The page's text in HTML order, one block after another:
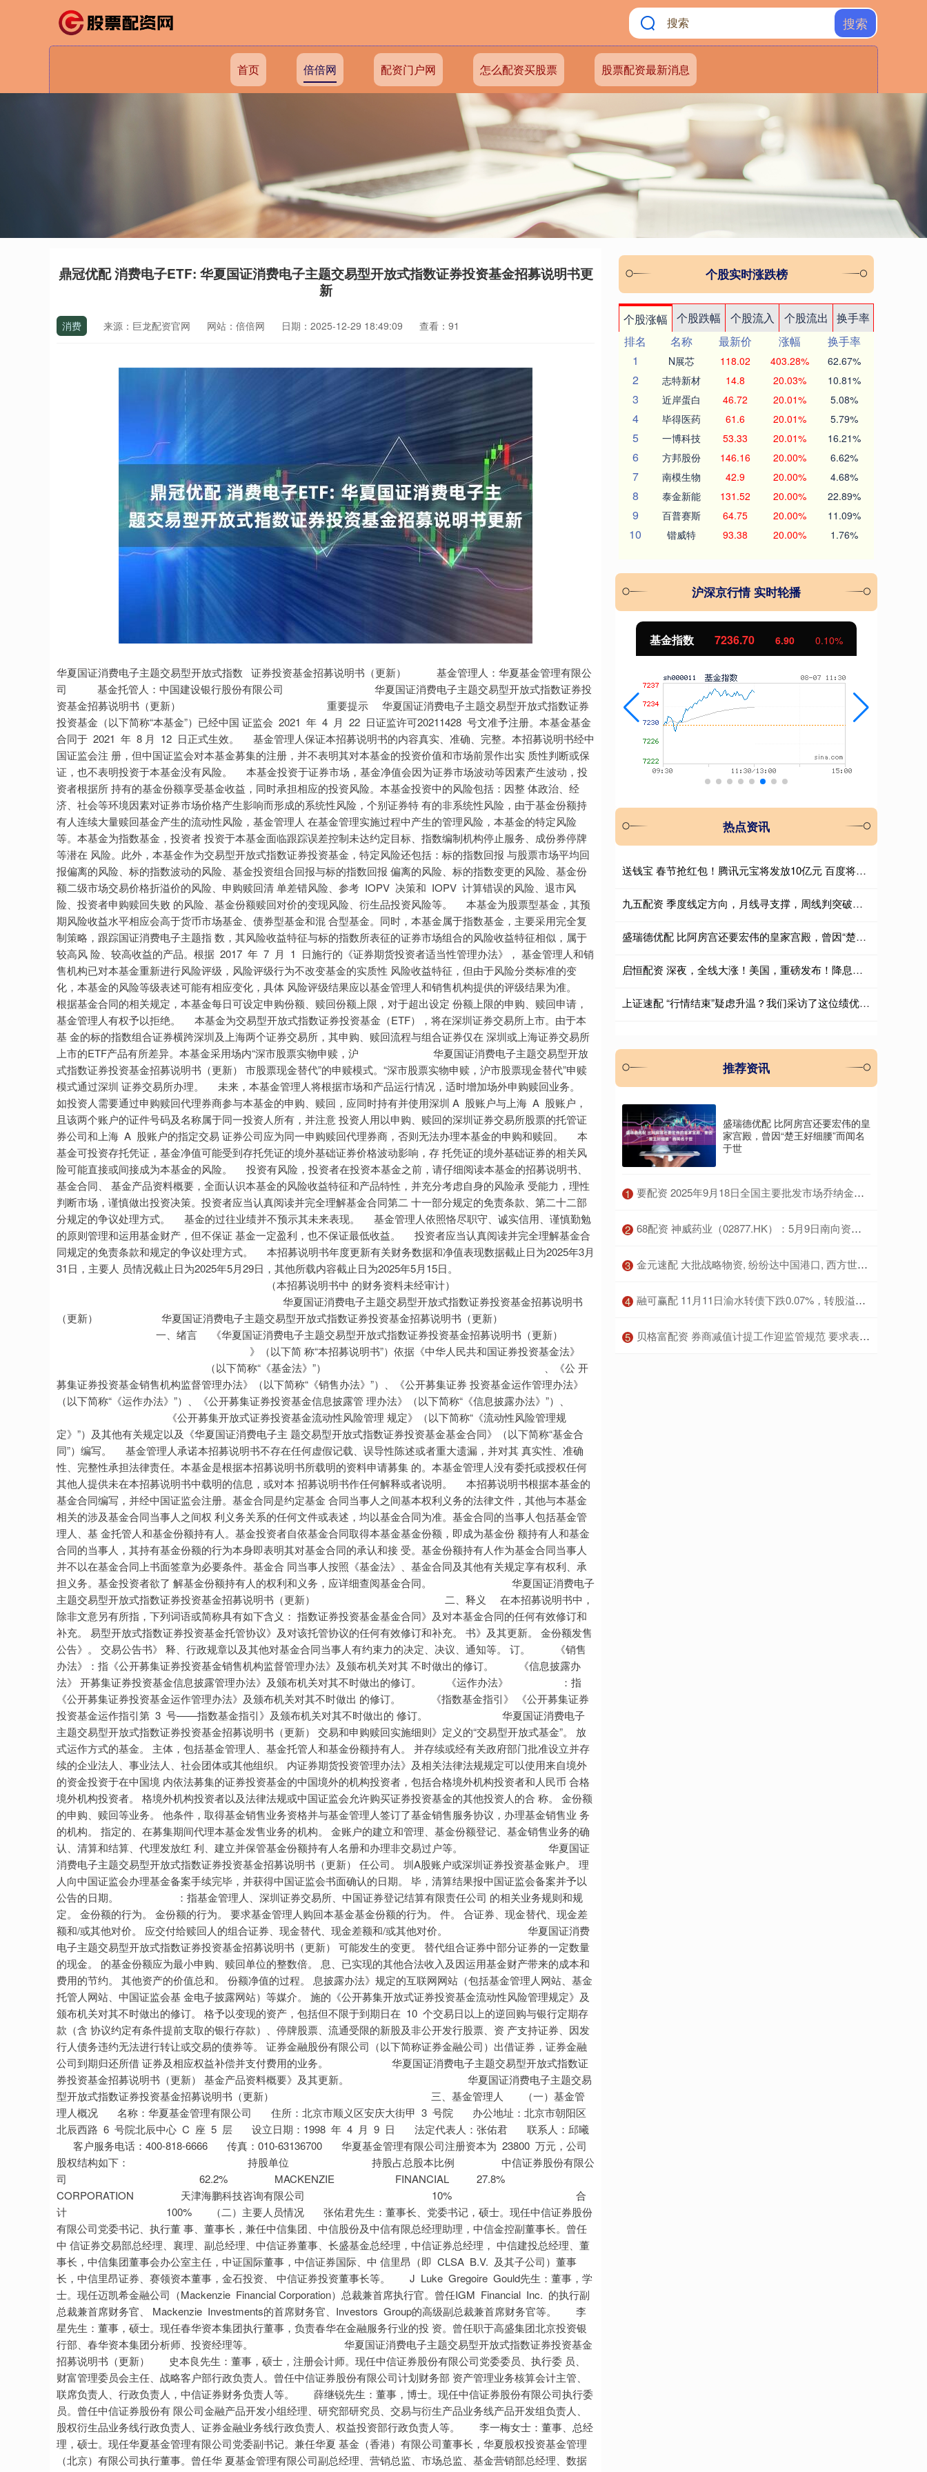
搜索
首页 倍倍网 配资门户网 怎么配资买股票 股票配资最新消息
鼎冠优配 消费电子ETF: 华夏国证消费电子主题交易型开放式指数证券投资基金招募说明书更
新
消费 来源：巨龙配资官网 网站：倍倍网 日期：2025-12-29 18:49:09 查看：91
华夏国证消费电子主题交易型开放式指数 证券投资基金招募说明书（更新） 基金管理人：华夏基金管理有限公司 基金托管人：中国建设银行股份有限公司 华夏国证消费电子主题交易型开放式指数证券投资基金招募说明书（更新） 重要提示 华夏国证消费电子主题交易型开放式指数证券投资基金（以下简称“本基金”）已经中国 证监会 2021 年 4 月 22 日证监许可20211428 号文准予注册。本基金基金合同于 2021 年 8 月 12 日正式生效。 基金管理人保证本招募说明书的内容真实、准确、完整。本招募说明书经中国证监会注 册，但中国证监会对本基金募集的注册，并不表明其对本基金的投资价值和市场前景作出实 质性判断或保证，也不表明投资于本基金没有风险。 本基金投资于证券市场，基金净值会因为证券市场波动等因素产生波动，投资者根据所 持有的基金份额享受基金收益，同时承担相应的投资风险。本基金投资中的风险包括：因整 体政治、经济、社会等环境因素对证券市场价格产生影响而形成的系统性风险，个别证券特 有的非系统性风险，由于基金份额持有人连续大量赎回基金产生的流动性风险，基金管理人 在基金管理实施过程中产生的管理风险，本基金的特定风险等。本基金为指数基金，投资者 投资于本基金面临跟踪误差控制未达约定目标、指数编制机构停止服务、成份券停牌等潜在 风险。此外，本基金作为交易型开放式指数证券投资基金，特定风险还包括：标的指数回报 与股票市场平均回报偏离的风险、标的指数波动的风险、基金投资组合回报与标的指数回报 偏离的风险、标的指数变更的风险、基金份额二级市场交易价格折溢价的风险、申购赎回清 单差错风险、参考 IOPV 决策和 IOPV 计算错误的风险、退市风险、投资者申购赎回失败 的风险、基金份额赎回对价的变现风险、衍生品投资风险等。 本基金为股票型基金，其预期风险收益水平相应会高于货币市场基金、债券型基金和混 合型基金。同时，本基金属于指数基金，主要采用完全复制策略，跟踪国证消费电子主题指 数，其风险收益特征与标的指数所表征的证券市场组合的风险收益特征相似，属于较高风 险、较高收益的产品。根据 2017 年 7 月 1 日施行的《证券期货投资者适当性管理办法》， 基金管理人和销售机构已对本基金重新进行风险评级，风险评级行为不改变基金的实质性 风险收益特征，但由于风险分类标准的变化，本基金的风险等级表述可能有相应变化，具体 风险评级结果应以基金管理人和销售机构提供的评级结果为准。 根据基金合同的相关规定，本基金每日可设定申购份额、赎回份额上限，对于超出设定 份额上限的申购、赎回申请，基金管理人有权予以拒绝。 本基金为交易型开放式指数证券投资基金（ETF），将在深圳证券交易所上市。由于本基 金的标的指数组合证券横跨深圳及上海两个证券交易所，其申购、赎回流程与组合证券仅在 深圳或上海证券交易所上市的ETF产品有所差异。本基金采用场内“深市股票实物申赎，沪 华夏国证消费电子主题交易型开放式指数证券投资基金招募说明书（更新） 市股票现金替代”的申赎模式。“深市股票实物申赎，沪市股票现金替代”申赎模式通过深圳 证券交易所办理。 未来，本基金管理人将根据市场和产品运行情况，适时增加场外申购赎回业务。 如投资人需要通过申购赎回代理券商参与本基金的申购、赎回，应同时持有并使用深圳 A 股账户与上海 A 股账户，且该两个账户的证件号码及名称属于同一投资人所有，并注意 投资人用以申购、赎回的深圳证券交易所股票的托管证券公司和上海 A 股账户的指定交易 证券公司应为同一申购赎回代理券商，否则无法办理本基金的申购和赎回。 本基金可投资存托凭证，基金净值可能受到存托凭证的境外基础证券价格波动影响，存 托凭证的境外基础证券的相关风险可能直接或间接成为本基金的风险。 投资有风险，投资者在投资本基金之前，请仔细阅读本基金的招募说明书、基金合同、 基金产品资料概要，全面认识本基金的风险收益特征和产品特性，并充分考虑自身的风险承 受能力，理性判断市场，谨慎做出投资决策。投资者应当认真阅读并完全理解基金合同第二 十一部分规定的免责条款、第二十二部分规定的争议处理方式。 基金的过往业绩并不预示其未来表现。 基金管理人依照恪尽职守、诚实信用、谨慎勤勉的原则管理和运用基金财产，但不保证 基金一定盈利，也不保证最低收益。 投资者应当认真阅读并完全理解基金合同规定的免责条款和规定的争议处理方式。 本招募说明书年度更新有关财务数据和净值表现数据截止日为2025年3月31日，主要人 员情况截止日为2025年5月29日，其他所载内容截止日为2025年5月15日。 （本招募说明书中 的财务资料未经审计） 华夏国证消费电子主题交易型开放式指数证券投资基金招募说明书（更新） 华夏国证消费电子主题交易型开放式指数证券投资基金招募说明书（更新） 一、绪言 《华夏国证消费电子主题交易型开放式指数证券投资基金招募说明书（更新） 》（以下简 称“本招募说明书”）依据《中华人民共和国证券投资基金法》 （以下简称“《基金法》”） 、《公 开募集证券投资基金销售机构监督管理办法》（以下简称“《销售办法》”）、《公开募集证券 投资基金运作管理办法》（以下简称“《运作办法》”）、《公开募集证券投资基金信息披露管 理办法》（以下简称“《信息披露办法》”）、 《公开募集开放式证券投资基金流动性风险管理 规定》（以下简称“《流动性风险管理规定》”）及其他有关规定以及《华夏国证消费电子主 题交易型开放式指数证券投资基金基金合同》（以下简称“基金合同”）编写。 基金管理人承诺本招募说明书不存在任何虚假记载、误导性陈述或者重大遗漏，并对其 真实性、准确性、完整性承担法律责任。本基金是根据本招募说明书所载明的资料申请募集 的。本基金管理人没有委托或授权任何其他人提供未在本招募说明书中载明的信息，或对本 招募说明书作任何解释或者说明。 本招募说明书根据本基金的基金合同编写，并经中国证监会注册。基金合同是约定基金 合同当事人之间基本权利义务的法律文件，其他与本基金相关的涉及基金合同当事人之间权 利义务关系的任何文件或表述，均以基金合同为准。基金合同的当事人包括基金管理人、基 金托管人和基金份额持有人。基金投资者自依基金合同取得本基金基金份额，即成为基金份 额持有人和基金合同的当事人，其持有基金份额的行为本身即表明其对基金合同的承认和接 受。基金份额持有人作为基金合同当事人并不以在基金合同上书面签章为必要条件。基金合 同当事人按照《基金法》、基金合同及其他有关规定享有权利、承担义务。基金投资者欲了 解基金份额持有人的权利和义务，应详细查阅基金合同。 华夏国证消费电子主题交易型开放式指数证券投资基金招募说明书（更新） 二、释义 在本招募说明书中，除非文意另有所指，下列词语或简称具有如下含义： 指数证券投资基金基金合同》及对本基金合同的任何有效修订和补充。 易型开放式指数证券投资基金托管协议》及对该托管协议的任何有效修订和补充。 书》及其更新。 金份额发售公告》。 交易公告书》 释、行政规章以及其他对基金合同当事人有约束力的决定、决议、通知等。 订。 《销售办法》：指《公开募集证券投资基金销售机构监督管理办法》及颁布机关对其 不时做出的修订。 《信息披露办法》 开募集证券投资基金信息披露管理办法》及颁布机关对其不时做出的修订。 《运作办法》 ：指《公开募集证券投资基金运作管理办法》及颁布机关对其不时做出 的修订。 《指数基金指引》 《公开募集证券投资基金运作指引第 3 号——指数基金指引》及颁布机关对其不时做出的 修订。 华夏国证消费电子主题交易型开放式指数证券投资基金招募说明书（更新） 交易和申购赎回实施细则》定义的“交易型开放式基金”。 放式运作方式的基金。 主体，包括基金管理人、基金托管人和基金份额持有人。 并存续或经有关政府部门批准设立并存续的企业法人、事业法人、社会团体或其他组织。 内证券期货投资管理办法》及相关法律法规规定可以使用来自境外的资金投资于在中国境 内依法募集的证券投资基金的中国境外的机构投资者，包括合格境外机构投资者和人民币 合格境外机构投资者。 格境外机构投资者以及法律法规或中国证监会允许购买证券投资基金的其他投资人的合 称。 金份额的申购、赎回等业务。 他条件，取得基金销售业务资格并与基金管理人签订了基金销售服务协议，办理基金销售业 务的机构。 指定的、在募集期间代理本基金发售业务的机构。 金账户的建立和管理、基金份额登记、基金销售业务的确认、清算和结算、代理发放红 利、建立并保管基金份额持有人名册和办理非交易过户等。 华夏国证消费电子主题交易型开放式指数证券投资基金招募说明书（更新） 任公司。 圳A股账户或深圳证券投资基金账户。 理人向中国证监会办理基金备案手续完毕，并获得中国证监会书面确认的日期。 毕，清算结果报中国证监会备案并予以公告的日期。 ：指基金管理人、深圳证券交易所、中国证券登记结算有限责任公司 的相关业务规则和规定。 金份额的行为。 金份额的行为。 要求基金管理人购回本基金基金份额的行为。 件。 合证券、现金替代、现金差额和/或其他对价。 应交付给赎回人的组合证券、现金替代、现金差额和/或其他对价。 华夏国证消费电子主题交易型开放式指数证券投资基金招募说明书（更新） 可能发生的变更。 替代组合证券中部分证券的一定数量的现金。 的基金份额应为最小申购、赎回单位的整数倍。 息、已实现的其他合法收入及因运用基金财产带来的成本和费用的节约。 其他资产的价值总和。 份额净值的过程。 息披露办法》规定的互联网网站（包括基金管理人网站、基金托管人网站、中国证监会基 金电子披露网站）等媒介。 施的《公开募集开放式证券投资基金流动性风险管理规定》及颁布机关对其不时做出的修订。 格予以变现的资产，包括但不限于到期日在 10 个交易日以上的逆回购与银行定期存款（含 协议约定有条件提前支取的银行存款）、停牌股票、流通受限的新股及非公开发行股票、资 产支持证券、因发行人债务违约无法进行转让或交易的债券等。 证券金融股份有限公司（以下简称证券金融公司）出借证券，证券金融公司到期归还所借 证券及相应权益补偿并支付费用的业务。 华夏国证消费电子主题交易型开放式指数证券投资基金招募说明书（更新） 基金产品资料概要》及其更新。 华夏国证消费电子主题交易型开放式指数证券投资基金招募说明书（更新） 三、基金管理人 （一）基金管理人概况 名称：华夏基金管理有限公司 住所：北京市顺义区安庆大街甲 3 号院 办公地址：北京市朝阳区北辰西路 6 号院北辰中心 C 座 5 层 设立日期：1998 年 4 月 9 日 法定代表人：张佑君 联系人：邱曦 客户服务电话：400-818-6666 传真：010-63136700 华夏基金管理有限公司注册资本为 23800 万元，公司股权结构如下： 持股单位 持股占总股本比例 中信证券股份有限公司 62.2% MACKENZIE FINANCIAL 27.8% CORPORATION 天津海鹏科技咨询有限公司 10% 合计 100% （二）主要人员情况 张佑君先生：董事长、党委书记，硕士。现任中信证券股份有限公司党委书记、执行董 事、董事长，兼任中信集团、中信股份及中信有限总经理助理，中信金控副董事长。曾任中 信证券交易部总经理、襄理、副总经理、中信证券董事、长盛基金总经理，中信证券总经理， 中信建投总经理、董事长，中信集团董事会办公室主任，中证国际董事，中信证券国际、中 信里昂（即 CLSA B.V. 及其子公司）董事长，中信里昂证券、赛领资本董事，金石投资、 中信证券投资董事长等。 J Luke Gregoire Gould先生：董事，学士。现任迈凯希金融公司（Mackenzie Financial Corporation）总裁兼首席执行官。曾任IGM Financial Inc. 的执行副总裁兼首席财务官、 Mackenzie Investments的首席财务官、Investors Group的高级副总裁兼首席财务官等。 李星先生：董事，硕士。现任春华资本集团执行董事，负责春华在金融服务行业的投 资。曾任职于高盛集团北京投资银行部、春华资本集团分析师、投资经理等。 华夏国证消费电子主题交易型开放式指数证券投资基金招募说明书（更新） 史本良先生：董事，硕士，注册会计师。现任中信证券股份有限公司党委委员、执行委 员、财富管理委员会主任、战略客户部行政负责人。曾任中信证券股份有限公司计划财务部 资产管理业务核算会计主管、联席负责人、行政负责人，中信证券财务负责人等。 薛继锐先生：董事，博士。现任中信证券股份有限公司执行委员。曾任中信证券股份有 限公司金融产品开发小组经理、研究部研究员、交易与衍生产品业务线产品开发组负责人、 股权衍生品业务线行政负责人、证券金融业务线行政负责人、权益投资部行政负责人等。 李一梅女士：董事、总经理，硕士。现任华夏基金管理有限公司党委副书记。兼任华夏 基金（香港）有限公司董事长，华夏股权投资基金管理（北京）有限公司执行董事。曾任华 夏基金管理有限公司副总经理、营销总监、市场总监、基金营销部总经理、数据中心行政负 责人（兼），上海华夏财富投资管理有限公司执行董事、总经理，华夏股权投资基金管理（北 京）有限公司总经理（兼） 、证通股份有限公司董事等。 刘霞辉先生：独立董事，硕士。现任中国社会科学院经济研究所国务院特殊津贴专家， 二级研究员，博士生导师。兼任中国战略研究会经济战略专业委员会主任、山东大学经济社 会研究院特聘兼职教授及广西南宁政府咨询专家。曾任职于国家人社部政策法规司综合处。 殷少平先生：独立董事，博士。现任中国人民大学法学院副教授、硕士生导师。曾任最 高人民法院民事审判第三庭审判员、高级法官，湖南省株洲市中级人民法院副院长、审判委 员会委员,北京同仁堂股份有限公司、河北太行水泥股份有限公司独立董事，广西壮族自治 区南宁市西乡塘区政府副区长，北京市地石律师事务所兼职律师等。 伊志宏女士：独立董事，博士。教授，博士生导师，主要研究方向为财务管理、资本市 场。曾任中国人民大学副校长，中国人民大学商学院院长，中国人民大学中法学院院长，享 受国务院政府特殊津贴。兼任国务院学位委员会第七届、第八届工商管理学科评议组召集人、 第五届、第六届全国MBA教育指导委员会副主任委员、教育部工商管理专业教学指导委员 会副主任委员、西班牙IE大学国际顾问委员会委员。曾兼任中国金融会计学会副会长、欧洲 管理发展基金会（EFMD）理事会理事、国际高等商学院协会（AACSB）首次认证委员会委 员等。 侯薇薇女士：监事长，学士。现任鲍尔太平有限公司（Power Pacific Corporation Ltd） 总裁兼首席执行官，兼任加拿大鲍尔集团旗下Power Pacific Investment Management董事、投 资管理委员会成员，加中贸易理事会国际董事会成员。曾任嘉实国际资产管理公司(HGI)的 全球管理委员会成员、首席业务发展官和中国战略负责人等。 华夏国证消费电子主题交易型开放式指数证券投资基金招募说明书（更新） 西志颖女士：监事，硕士，注册会计师。现任中信证券股份有限公司计划财务部行政负 责人。曾任中信证券股份有限公司计划财务部统计主管、总账核算会计主管、B角、B角（主 持工作）等。 唐士超先生：监事，博士。现任中信证券股份有限公司风险管理部B角。曾在中信证券 股份有限公司风险管理部从事风险分析、风险计量、市场风险和流动性风险管理等工作。 宁晨新先生：监事，博士，高级编辑。现任华夏基金管理有限公司办公室执行总经理、 行政负责人，董事会秘书。兼任证通股份有限公司董事。曾任中国证券报社记者、编辑、办 公室主任、副总编辑，中国政法大学讲师等。 陈倩女士：监事，硕士。现任华夏基金管理有限公司市场部执行总经理、行政负责人， 客户运营服务部行政负责人（兼） 。曾任中国投资银行业务经理，北京证券有限责任公司高 级业务经理，华夏基金管理有限公司北京分公司副总经理、市场推广部副总经理等。 朱威先生：监事，硕士。现任华夏基金管理有限公司基金运作部执行总经理、行政负责 人。曾任华夏基金管理有限公司基金运作部B角等。 刘义先生：副总经理，硕士。现任华夏基金管理有限公司党委委员。曾任中国人民银行 总行计划资金司副主任科员、主任科员，中国农业发展银行总行信息电脑部信息综合处副处 长（主持工作） ，华夏基金管理有限公司监事、党办主任、养老金业务总监，华夏资本管理 有限公司执行董事、总经理等。 阳琨先生：副总经理、投资总监，硕士。现任华夏基金管理有限公司党委委员。曾任中 国对外经济贸易信托投资有限公司财务部部门经理，宝盈基金管理有限公司基金经理助理， 益民基金管理有限公司投资部部门经理，华夏基金管理有限公司股票投资部副总经理等。 郑煜女士：副总经理，硕士。现任华夏基金管理有限公司党委副书记、基金经理等。曾 任华夏证券高级分析师，大成基金高级分析师、投资经理，原中信基金股权投资部总监，华 夏基金管理有限公司总经理助理、纪委书记等。 孙彬先生：副总经理，硕士。现任华夏基金管理有限公司党委委员、投资经理等。曾任 华夏基金管理有限公司行业研究员、基金经理助理、基金经理、公司总经理助理等。 张德根先生：副总经理，北京分公司总经理（兼）、广州分公司总经理 （兼），硕士。 曾任职于北京新财经杂志社、长城证券，曾任华夏基金管理有限公司深圳分公司总经理助理、 副总经理、总经理，广州分公司总经理，上海华夏财富投资管理有限公司副总经理，华夏基 金管理有限公司总经理助理、研究发展部行政负责人（兼）等。 华夏国证消费电子主题交易型开放式指数证券投资基金招募说明书（更新） 李彬女士：督察长，硕士。现任华夏基金管理有限公司党委委员、纪委书记、法律部行 政负责人。曾任职于中信证券股份有限公司、原中信基金管理有限责任公司。曾任华夏基金 管理有限公司监察稽核部总经理助理，法律监察部副总经理、联席负责人，合规部行政负责 人等。 孙立强先生：财务负责人，硕士。现任华夏基金管理有限公司财务部行政负责人、华夏 资本管理有限公司监事、上海华夏财富投资管理有限公司监事、华夏基金（香港）有限公司 董事。曾任职于深圳航空有限责任公司计划财务部，曾任华夏基金管理有限公司基金运作部 B角、财务部B角等。 桂勇先生：首席信息官，学士。兼任华夏基金管理有限公司金融科技部行政负责人。曾 任职于深圳市长城光纤网络有限公司、深圳市中大投资管理有限公司，曾任中信基金管理有 限责任公司信息技术部负责人，华夏基金管理有限公司信息技术部总经理助理、副总经理、 行政负责人等。 华龙先生，硕士。2016年7月加入华夏基金管理有限公司，历任数量投资部研究员、基 金经理助理，华夏粤港澳大湾区创新100交易型开放式指数证券投资基金发起式联接基金基 金经理（2022年8月22日至2023年5月4日期间）、华夏粤港澳大湾区创新100交易型开放式指 数证券投资基金基金经理（2022年8月22日至2023年12月27日期间）、华夏中证全指运输交易 型开放式指数证券投资基金基金经理（2023年1月13日至2024年11月7日期间） 、华夏中证全 指运输交易型开放式指数证券投资基金发起式联接基金基金经理（2023年9月27日至2024年 经理（2022年8月22日起任职）、华夏沪港通上证50AH优选指数证券投资基金（LOF）基金 经理（2022年8月22日起任职）、华夏中证机器人交易型开放式指数证券投资基金发起式联接 基金基金经理（2023年5月31日起任职）、华夏国证消费电子主题交易型开放式指数证券投资 基金发起式联接基金基金经理（2023年6月2日起任职）、华夏中证机器人交易型开放式指数 证券投资基金基金经理（2023年6月29日起任职）、华夏国证消费电子主题交易型开放式指数 证券投资基金基金经理（2023年6月29日起任职）、华夏中证香港内地国有企业交易型开放式 指数证券投资基金（QDII）基金经理（2023年8月21日起任职） 、华夏中证全指医疗器械交易 型开放式指数证券投资基金基金经理（2023年11月23日起任职） 、华夏中证沪深港黄金产业 股票交易型开放式指数证券投资基金基金经理（2024年1月11日起任职） 、华夏创业板中盘200 交易型开放式指数证券投资基金基金经理（2024年1月23日起任职）、华夏创业板综合交易型 华夏国证消费电子主题交易型开放式指数证券投资基金招募说明书（更新） 开放式指数证券投资基金基金经理（2024年2月1日起任职） 、华夏中证香港内地国有企业交 易型开放式指数证券投资基金发起式联接基金（QDII）基金经理（2024年3月5日起任职）、 华夏创业板中盘200交易型开放式指数证券投资基金发起式联接基金基金经理（2024年3月5 日起任职）、华夏中证全指医疗器械交易型开放式指数证券投资基金发起式联接基金基金经 理（2024年4月30日起任职）、华夏中证沪深港黄金产业股票交易型开放式指数证券投资基金 发起式联接基金基金经理（2024年5月8日起任职）、华夏创业板综合交易型开放式指数证券 投资基金发起式联接基金基金经理（2024年5月14日起任职） 、华夏上证科创板200交易型开 放式指数证券投资基金基金经理（2024年12月23日起任职） 、华夏中证港股通汽车产业主题
个股实时涨跌榜
个股涨幅 个股跌幅 个股流入 个股流出
换手率
排名
名称 最新价 涨幅
换手率
1
N展芯 118.02 403.28% 62.67%
2 志特新材 14.8 20.03% 10.81%
3 近岸蛋白 46.72 20.01% 5.08%
4 毕得医药 61.6 20.01% 5.79%
5 一博科技 53.33 20.01% 16.21%
6 方邦股份 146.16 20.00% 6.62%
7 南模生物 42.9 20.00% 4.68%
8 泰金新能 131.52 20.00% 22.89%
9 百普赛斯 64.75 20.00% 11.09%
10 锴威特 93.38 20.00% 1.76%
沪深京行情 实时轮播
创业板指 3577.20 61.64 1.75% 基金指数 7236.70 6.90 国债指数 229.64 0.05 0.02%
热点资讯
送钱宝 春节抢红包！腾讯元宝将发放10亿元 百度将发放5亿元
九五配资 季度线定方向，月线寻支撑，周线判突破：三层滤网捕捉主升浪
盛瑞德优配 比阿房宫还要宏伟的皇家宫殿，曾因“楚王好细腰”而闻名于世
启恒配资 深夜，全线大涨！美国，重磅发布！降息大消息
上证速配 “行情结束”疑虑升温？我们采访了这位绩优基金经理
推荐资讯
盛瑞德优配 比阿房宫还要宏伟的皇
家宫殿，曾因“楚王好细腰”而闻名
于世
1 ​要配资 2025年9月18日全国主要批发市场乔纳金苹果价格行情
2 ​68配资 神威药业（02877.HK）：5月9日南向资金减持5万股
3 ​金元速配 大批战略物资, 纷纷达中国港口, 西方世界嗅到了“不寻常”的味道
4 ​融可赢配 11月11日渝水转债下跌0.07%，转股溢价率26.59%
5 ​贝格富配资 券商减值计提工作迎监管规范 要求表内外金融工具全覆盖